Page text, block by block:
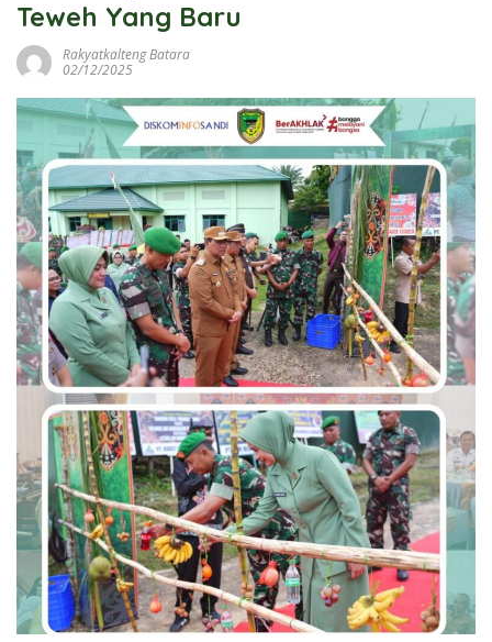
Teweh Yang Baru
Rakyatkalteng Batara
02/12/2025